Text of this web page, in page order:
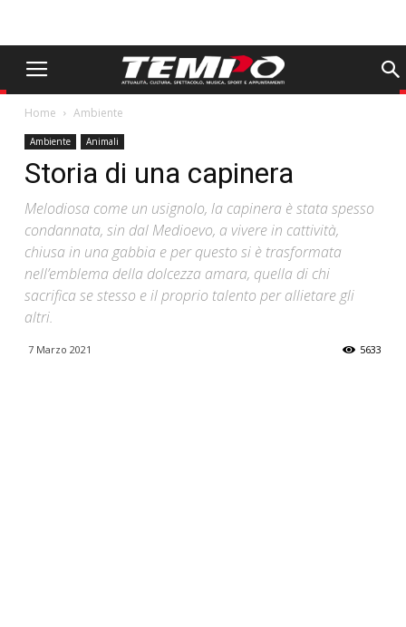
Home Ambiente
Ambiente Animali
Storia di una capinera
Melodiosa come un usignolo, la capinera è stata spesso
condannata, sin dal Medioevo, a vivere in cattività,
chiusa in una gabbia e per questo si è trasformata
nell’emblema della dolcezza amara, quella di chi
sacrifica se stesso e il proprio talento per allietare gli
altri.
7 Marzo 2021 5633